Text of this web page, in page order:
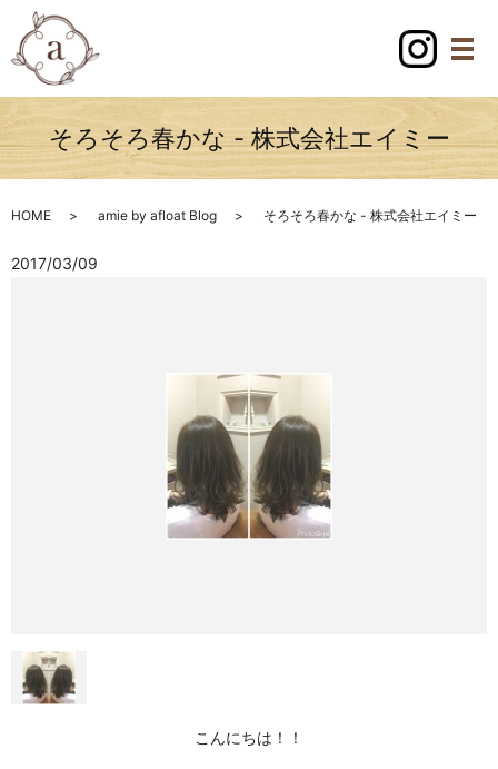
そろそろ春かな - 株式会社エイミー
HOME amie by afloat Blog そろそろ春かな - 株式会社エイミー
2017/03/09
こんにちは！！